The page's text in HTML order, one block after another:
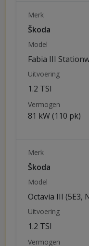
Merk
Škoda
Model
Fabia III
Uitvoering
1.2 TSI
Vermogen
81 kW (110 pk)
Merk
Škoda
Model
Octavia III (5E3,
Uitvoering
1.2 TSI
Vermogen